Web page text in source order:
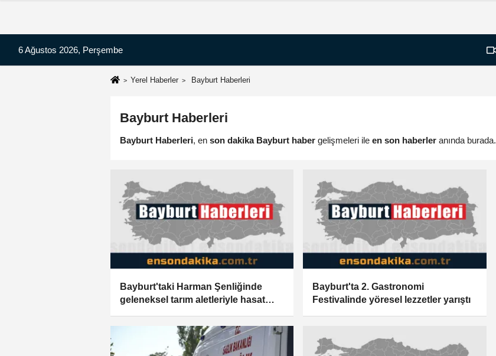
6 Ağustos 2026, Perşembe
Yerel Haberler Bayburt Haberleri
Bayburt Haberleri
Bayburt Haberleri, en son dakika Bayburt haber gelişmeleri ile en son haberler anında burada.
Bayburt'taki Harman Şenliğinde
geleneksel tarım aletleriyle hasat
Bayburt'ta 2. Gastronomi
Festivalinde yöresel lezzetler yarıştı